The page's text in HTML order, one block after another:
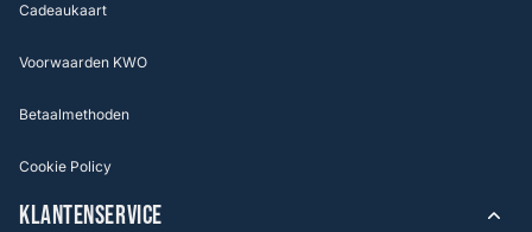
Cadeaukaart
Voorwaarden KWO
Betaalmethoden
Cookie Policy
KLANTENSERVICE